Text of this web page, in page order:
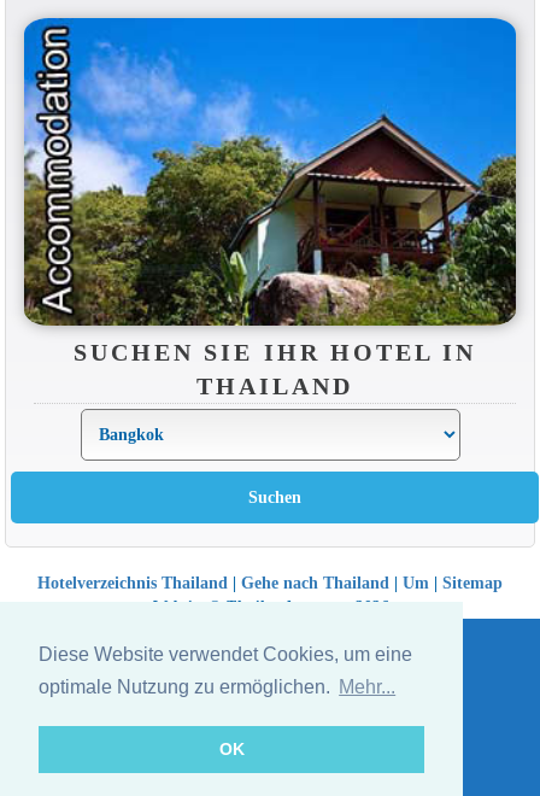
Diese Website verwendet Cookies, um eine
optimale Nutzung zu ermöglichen. Mehr...
OK
SUCHEN SIE IHR HOTEL IN
THAILAND
Hotelverzeichnis Thailand | Gehe nach Thailand | Um | Sitemap
Website © Thailandee.com - 2026